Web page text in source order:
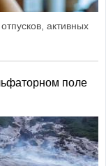
активных
поле